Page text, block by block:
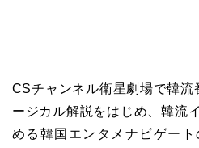
CSチャンネル衛星劇場で韓流
ージカル解説をはじめ、韓流
める韓国エンタメナビゲー